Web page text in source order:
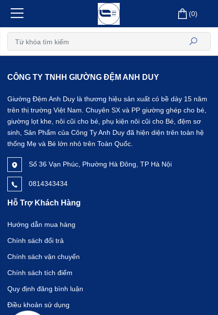
(0)
CÔNG TY TNHH GIƯỜNG ĐỆM ANH DUY
Giường Đệm Anh Duy là thương hiệu sản xuất có bề dày 15 năm
trên thị trường Việt Nam. Chuyên SX và PP giường ghép cho bé,
giường lọt khe, nôi cũi cho bé, phụ kiện nôi cũi cho Bé, đệm sơ
sinh, Sản Phẩm của Công Ty Anh Duy đã hiện diện trên toàn hệ
thống Mẹ và Bé lớn nhỏ trên Toàn Quốc.
Số 36 Vạn Phúc, Phường Hà Đông, TP Hà Nội
0814343434
Hỗ Trợ Khách Hàng
Hướng dẫn mua hàng
Chính sách đổi trả
Chính sách vận chuyển
Chính sách tích điểm
Quy định đăng bình luận
Điều khoản sử dụng